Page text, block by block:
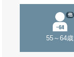
55～64歳
他